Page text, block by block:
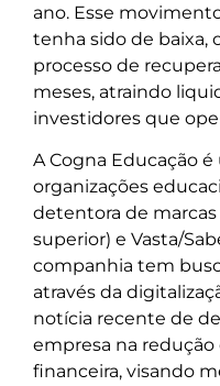
ano. Esse
tenha sido de baixa,
processo de
meses, atraindo
investidores que
A Cogna Educação
organizações
detentora de
superior) e Vasta/
companhia tem
através da
notícia recente de
empresa na redução
financeira, visando